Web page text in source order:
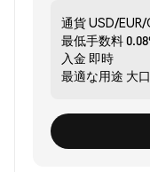
通貨USD/EUR/
最低手数料
入金 即時
最適な用途 大口